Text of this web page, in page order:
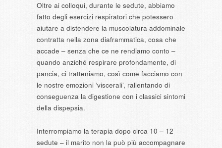
Oltre ai colloqui, durante le sedute, abbiamo
fatto degli esercizi respiratori che potessero
aiutare a distendere la muscolatura addominale
contratta nella zona diaframmatica, cosa che
accade – senza che ce ne rendiamo conto –
quando anziché respirare profondamente, di
pancia, ci tratteniamo, così come facciamo con
le nostre emozioni ‘viscerali’, rallentando di
conseguenza la digestione con i classici sintomi
della dispepsia.
Interrompiamo la terapia dopo circa 10 – 12
sedute – il marito non la può più accompagnare